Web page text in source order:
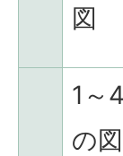
図
1～4
の図